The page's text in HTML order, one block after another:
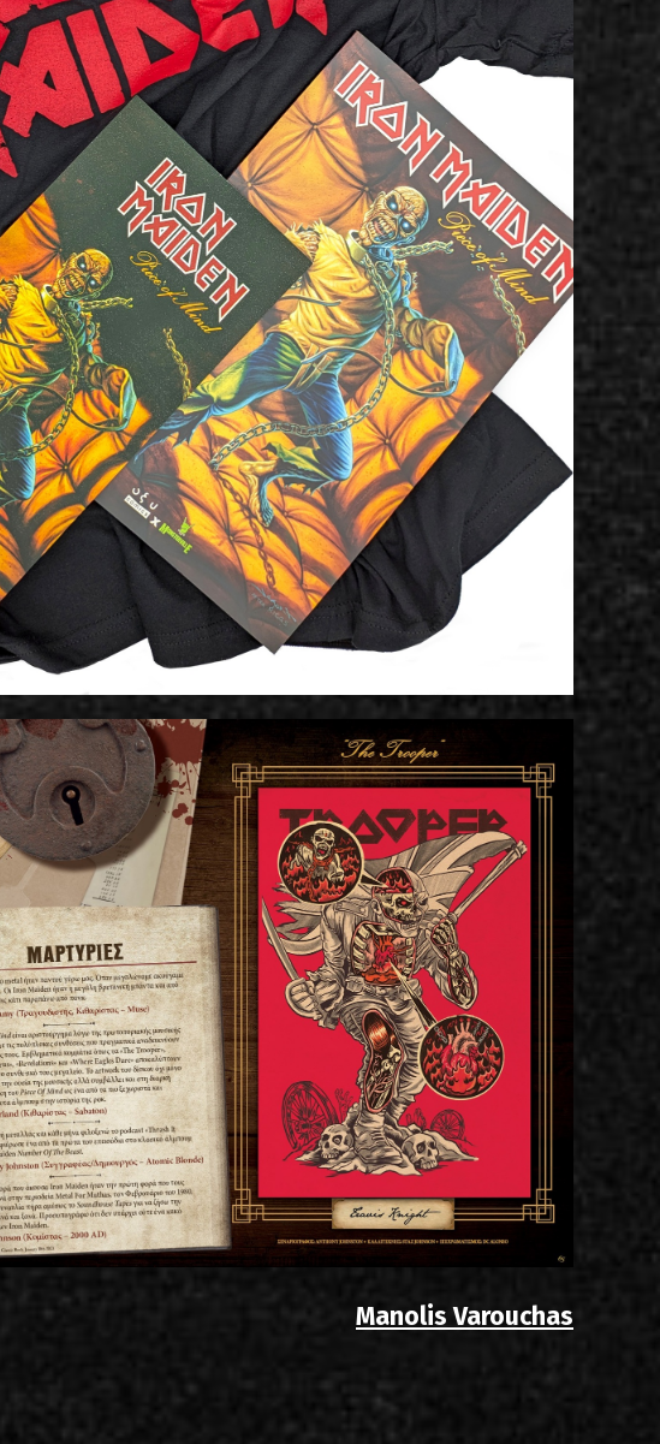
Manolis Varouchas